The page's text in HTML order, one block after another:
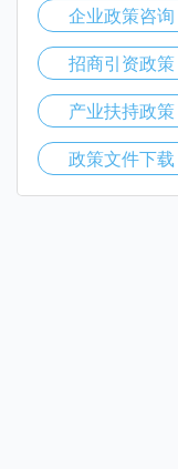
企业政策咨询
招商引资政策
产业扶持政策
政策文件下载